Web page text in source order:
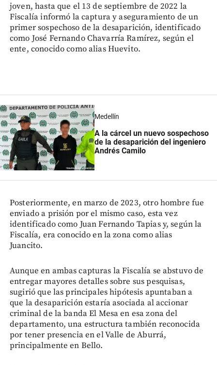
joven, hasta que el 13 de septiembre de 2022 la
Fiscalía informó la captura y aseguramiento de un
primer sospechoso de la desaparición, identificado
como José Fernando Chavarría Ramírez, según el
ente, conocido como alias Huevito.
Medellín
A la cárcel un nuevo sospechoso
de la desaparición del ingeniero
Andrés Camilo
Posteriormente, en marzo de 2023, otro hombre fue
enviado a prisión por el mismo caso, esta vez
identificado como Juan Fernando Tapias y, según la
Fiscalía, era conocido en la zona como alias
Juancito.
Aunque en ambas capturas la Fiscalía se abstuvo de
entregar mayores detalles sobre sus pesquisas,
sugirió que las principales hipótesis apuntaban a
que la desaparición estaría asociada al accionar
criminal de la banda El Mesa en esa zona del
departamento, una estructura también reconocida
por tener presencia en el Valle de Aburrá,
principalmente en Bello.